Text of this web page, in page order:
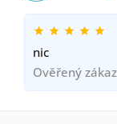
nic
Ověřený